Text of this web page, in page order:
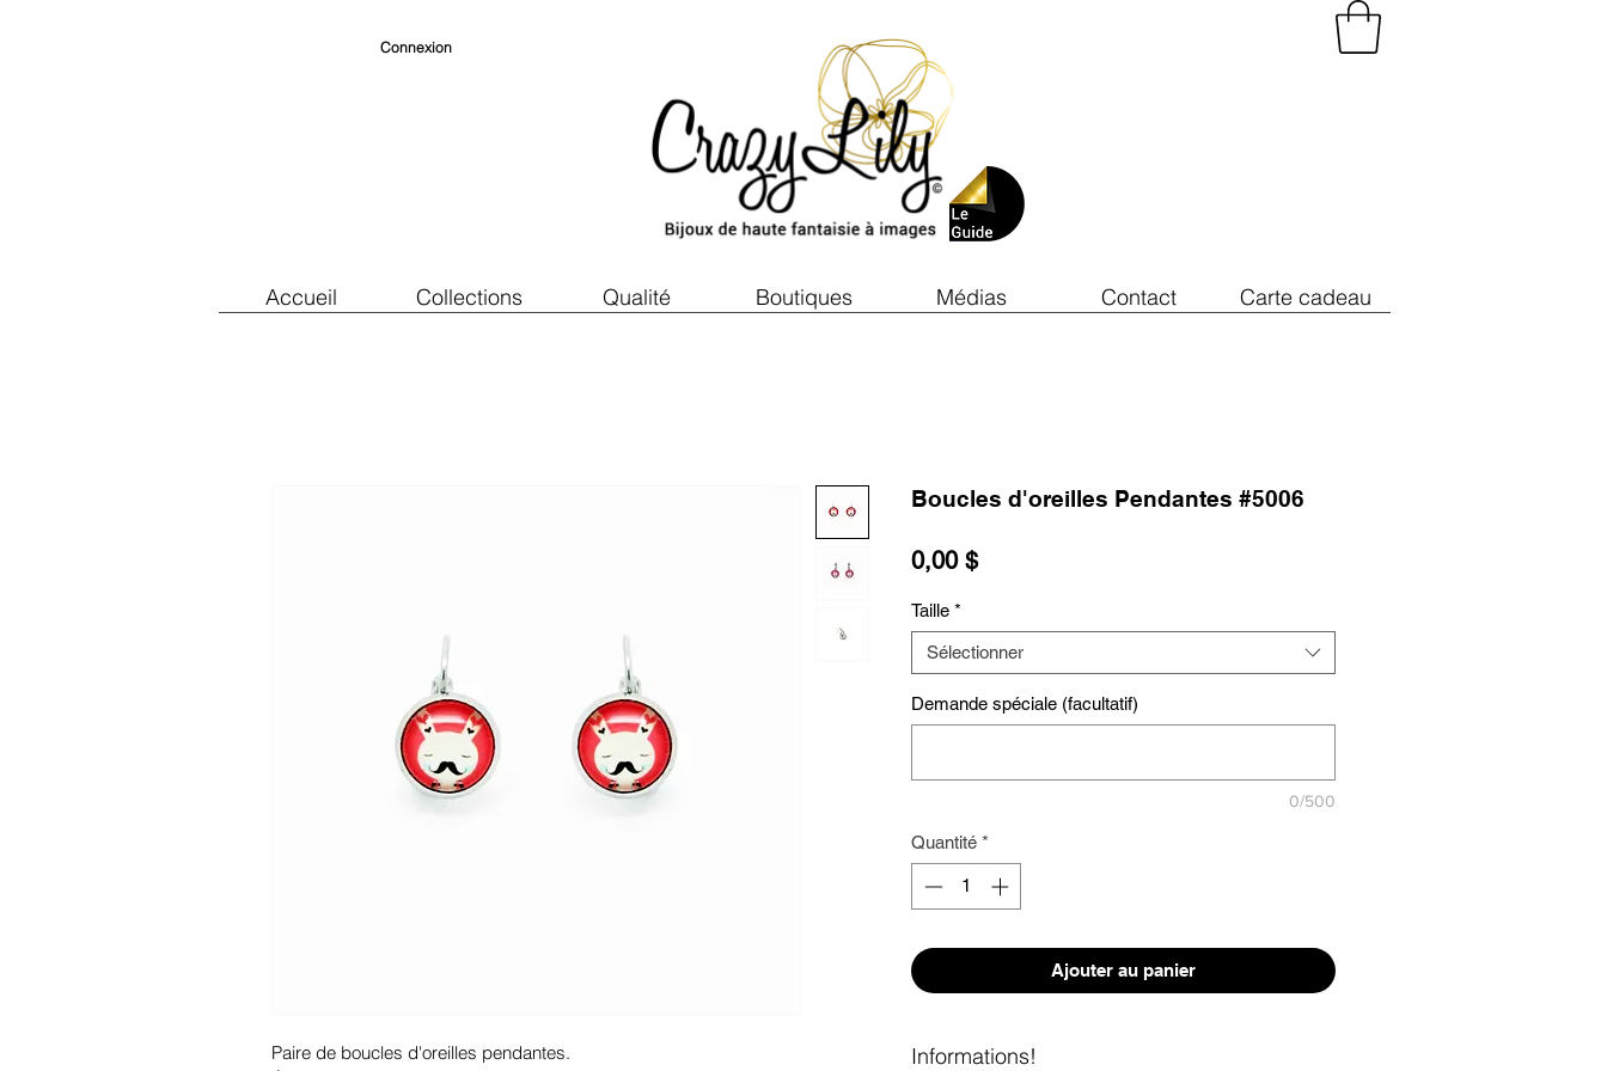
Accueil Collections Qualité Boutiques Médias Contact Carte cadeau
Connexion
Paire de boucles d'oreilles pendantes.
Boucles d'oreilles Pendantes #5006
0,00 $Prix
Taille *
Sélectionner
Demande spéciale (facultatif)
0/500
Quantité *
Ajouter au panier
Informations!